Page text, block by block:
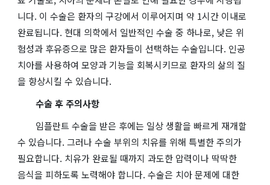
니다. 이 수술은 환자의 구강에서 이루어지며 약 1시간 이내로
완료됩니다. 현대 의학에서 일반적인 수술 중 하나로, 낮은 위
험성과 후유증으로 많은 환자들이 선택하는 수술입니다. 인공
치아를 사용하여 모양과 기능을 회복시키므로 환자의 삶의 질
을 향상시킬 수 있습니다.
수술 후 주의사항
임플란트 수술을 받은 후에는 일상 생활을 빠르게 재개할
수 있습니다. 그러나 수술 부위의 치유를 위해 특별한 주의가
필요합니다. 치유가 완료될 때까지 과도한 압력이나 딱딱한
음식을 피하도록 노력해야 합니다. 수술은 치아 문제에 대한